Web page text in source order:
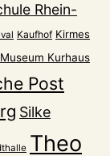
Rhein-
Kaufhof Kirmes
Museum Kurhaus
Post
Silke
Theo